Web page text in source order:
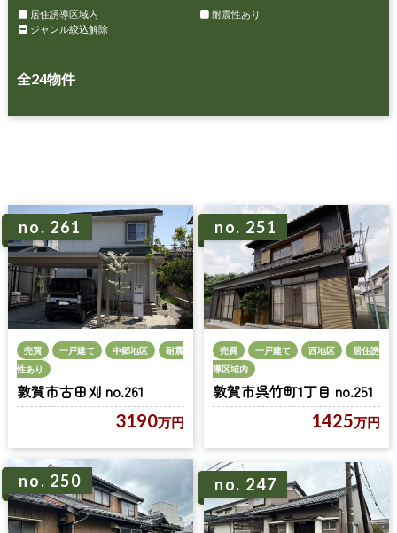
居住誘導区域内
耐震性あり
ジャンル絞込解除
全24物件
no. 261
売買 一戸建て 中郷地区
耐震
性あり
敦賀市古田刈 no.261
3190万円
no. 251
売買 一戸建て 西地区
居住誘
導区域内
敦賀市呉竹町1丁目 no.251
1425万円
no. 250 no. 247